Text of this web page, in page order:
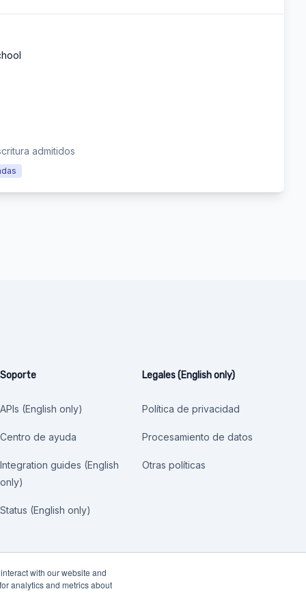
with our website and
analytics and metrics about
admitidos
Soporte
APIs (English only)
Centro de ayuda
Integration guides (English
only)
Status (English only)
Legales (English only)
Política de privacidad
Procesamiento de datos
Otras políticas